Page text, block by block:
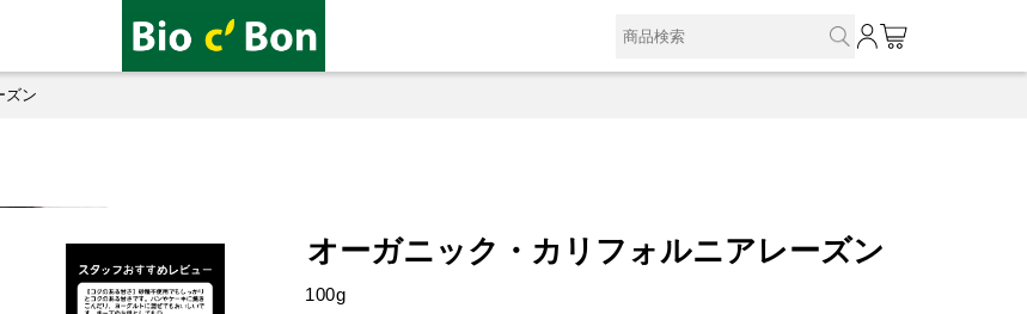
ズン
オーガニック・カリフォルニアレーズン
100g